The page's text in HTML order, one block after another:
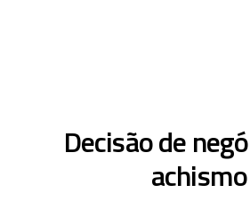
Decisão de
achismo